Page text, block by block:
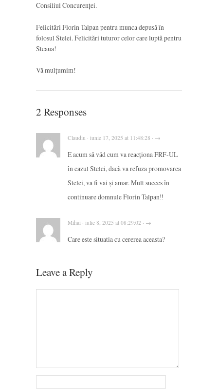
Consiliul Concurenței.
Felicitări Florin Talpan pentru munca depusă în
folosul Stelei. Felicitări tuturor celor care luptă pentru
Steaua!
Vă mulțumim!
2 Responses
Claudiu · iunie 17, 2025 at 11:48:28 · →
E acum să văd cum va reacționa FRF-UL
în cazul Stelei, dacă va refuza promovarea
Stelei, va fi vai și amar. Mult succes în
continuare domnule Florin Talpan‼️
Mihai · iulie 8, 2025 at 08:29:02 · →
Care este situatia cu cererea aceasta?
Leave a Reply